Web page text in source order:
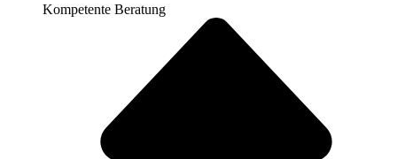
Kompetente Beratung